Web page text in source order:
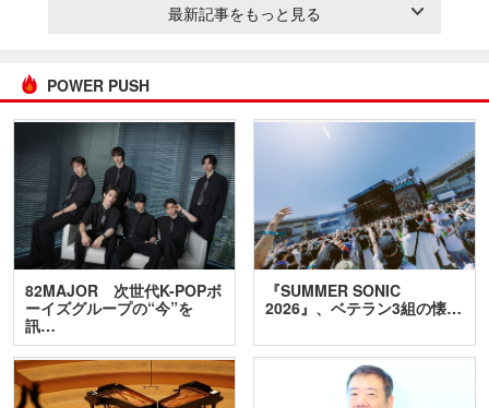
最新記事をもっと見る
POWER PUSH
82MAJOR 次世代K-POPボ
ーイズグループの“今”を
訊…
『SUMMER SONIC
2026』、ベテラン3組の懐…